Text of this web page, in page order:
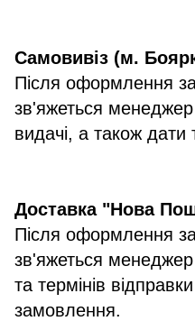
Самовивіз (м.
Після оформлення
зв'яжеться
видачі, а також дати
Доставка "Нова
Після оформлення
зв'яжеться
та термінів
замовлення.